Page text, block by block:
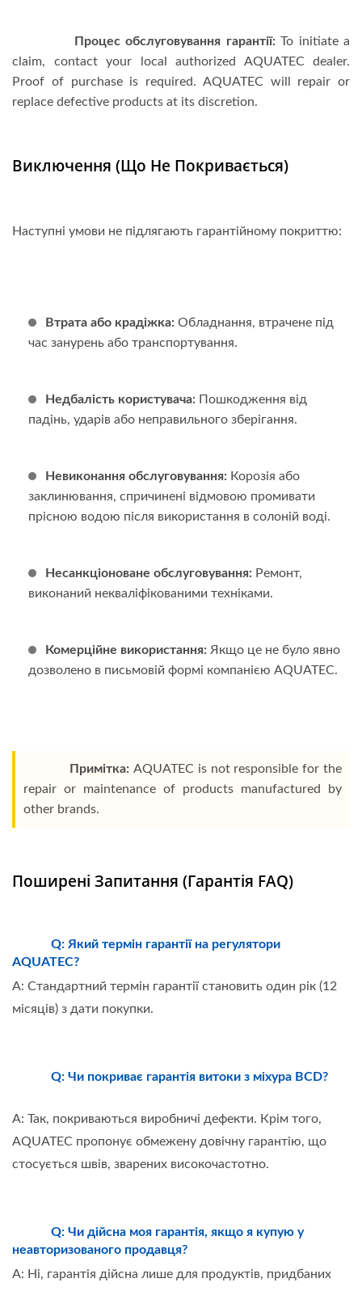
Процес обслуговування гарантії:To initiate a
claim, contact your local authorized AQUATEC dealer.
Proof of purchase is required. AQUATEC will repair or
replace defective products at its discretion.
Виключення (Що Не Покривається)
Наступні умови не підлягають гарантійному покриттю:
Втрата або крадіжка: Обладнання, втрачене під
час занурень або транспортування.
Недбалість користувача: Пошкодження від
падінь, ударів або неправильного зберігання.
Невиконання обслуговування: Корозія або
заклинювання, спричинені відмовою промивати
прісною водою після використання в солоній воді.
Несанкціоноване обслуговування: Ремонт,
виконаний некваліфікованими техніками.
Комерційне використання: Якщо це не було явно
дозволено в письмовій формі компанією AQUATEC.
Примітка: AQUATEC is not responsible for the
repair or maintenance of products manufactured by
other brands.
Поширені Запитання (Гарантія FAQ)
Q: Який термін гарантії на регулятори
AQUATEC?
A: Стандартний термін гарантії становить один рік (12
місяців) з дати покупки.
Q: Чи покриває гарантія витоки з міхура BCD?
A: Так, покриваються виробничі дефекти. Крім того,
AQUATEC пропонує обмежену довічну гарантію, що
стосується швів, зварених високочастотно.
Q: Чи дійсна моя гарантія, якщо я купую у
неавторизованого продавця?
A: Ні, гарантія дійсна лише для продуктів, придбаних